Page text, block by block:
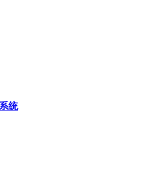
统